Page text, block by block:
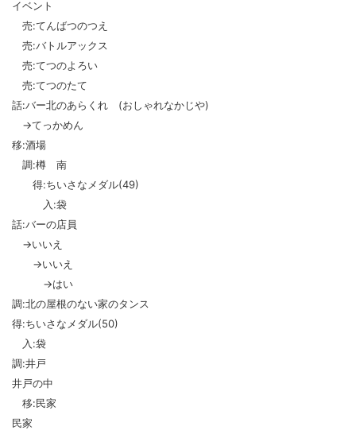
イベント
売:てんばつのつえ
売:バトルアックス
売:てつのよろい
売:てつのたて
話:バー北のあらくれ (おしゃれなかじや)
→てっかめん
移:酒場
調:樽 南
得:ちいさなメダル(49)
入:袋
話:バーの店員
→いいえ
→いいえ
→はい
調:北の屋根のない家のタンス
得:ちいさなメダル(50)
入:袋
調:井戸
井戸の中
移:民家
民家